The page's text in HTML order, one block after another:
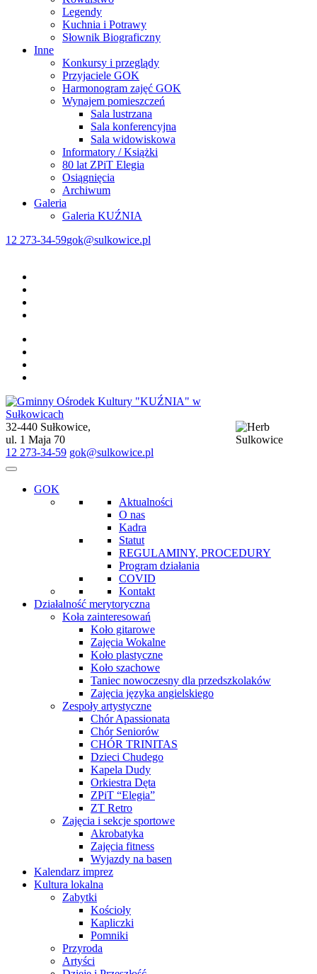
Legendy
Kuchnia i Potrawy
Słownik Biograficzny
Inne
Konkursy i przeglądy
Przyjaciele GOK
Harmonogram zajęć GOK
Wynajem pomieszczeń
Sala lustrzana
Sala konferencyjna
Sala widowiskowa
Informatory / Książki
80 lat ZPiT Elegia
Osiągnięcia
Archiwum
Galeria
Galeria KUŹNIA
12 273-34-59gok@sulkowice.pl
Gminny Ośrodek Kultury "KUŹNIA" w Sułkowicach
32-440 Sułkowice,
ul. 1 Maja 70
12 273-34-59 gok@sulkowice.pl
GOK
Aktualności
O nas
Kadra
Statut
REGULAMINY, PROCEDURY
Program działania
COVID
Kontakt
Działalność merytoryczna
Koła zainteresowań
Koło gitarowe
Zajęcia Wokalne
Koło plastyczne
Koło szachowe
Taniec nowoczesny dla przedszkolaków
Zajęcia języka angielskiego
Zespoły artystyczne
Chór Apassionata
Chór Seniorów
CHÓR TRINITAS
Dzieci Chudego
Kapela Dudy
Orkiestra Dęta
ZPiT “Elegia”
ZT Retro
Zajęcia i sekcje sportowe
Akrobatyka
Zajęcia fitness
Wyjazdy na basen
Kalendarz imprez
Kultura lokalna
Zabytki
Kościoły
Kapliczki
Pomniki
Przyroda
Artyści